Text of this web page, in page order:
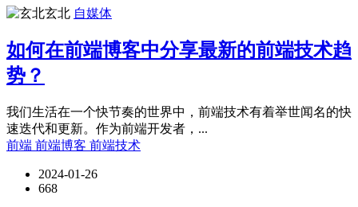
玄北 自媒体
如何在前端博客中分享最新的前端技术趋
势？
我们生活在一个快节奏的世界中，前端技术有着举世闻名的快
速迭代和更新。作为前端开发者，...
前端 前端博客 前端技术
2024-01-26
668